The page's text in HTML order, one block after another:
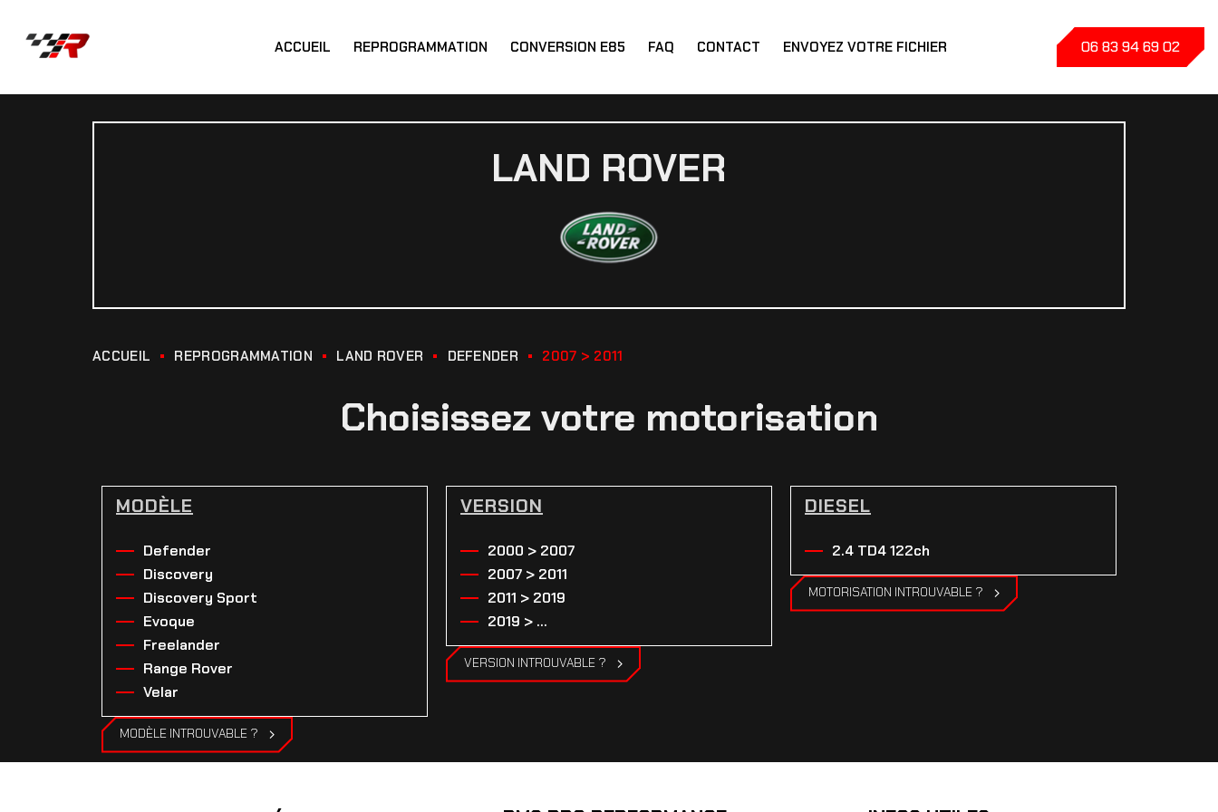
ACCUEIL REPROGRAMMATION CONVERSION E85 FAQ CONTACT ENVOYEZ VOTRE FICHIER 06 83 94 69 02
LAND ROVER
ACCUEIL REPROGRAMMATION LAND ROVER DEFENDER 2007 > 2011
Choisissez votre motorisation
MODÈLE
Defender
Discovery
Discovery Sport
Evoque
Freelander
Range Rover
Velar
MODÈLE INTROUVABLE ?
VERSION
2000 > 2007
2007 > 2011
2011 > 2019
2019 > ...
VERSION INTROUVABLE ?
DIESEL
2.4 TD4 122ch
MOTORISATION INTROUVABLE ?